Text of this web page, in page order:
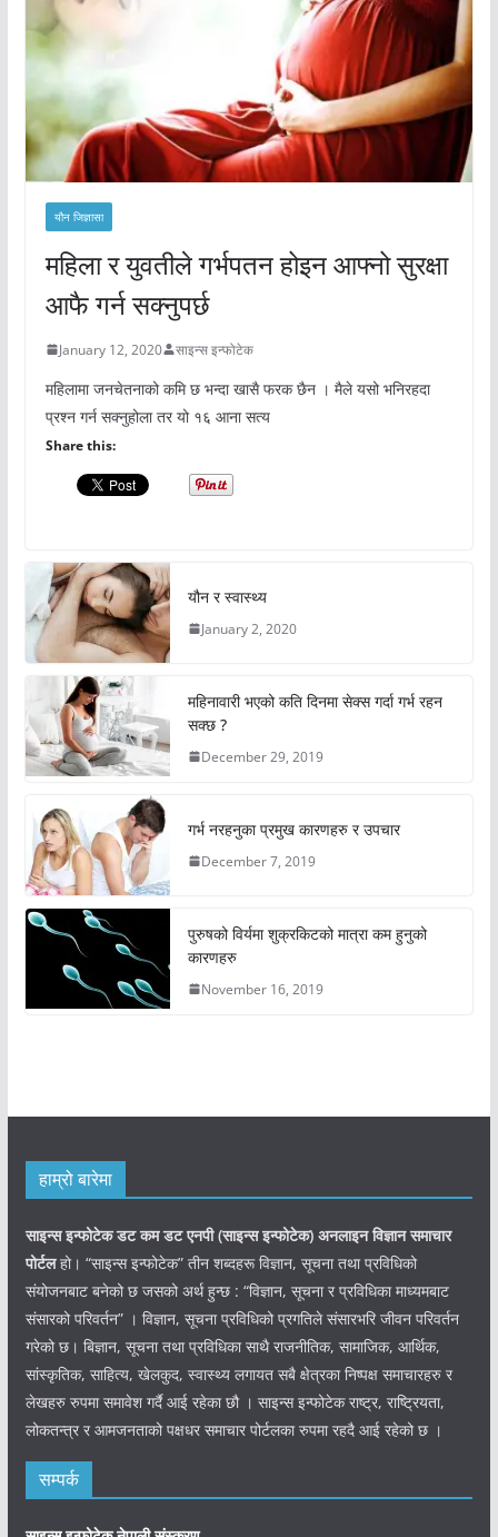
यौन जिज्ञासा
महिला र युवतीले गर्भपतन होइन आफ्नो सुरक्षा
आफै गर्न सक्नुपर्छ
January 12, 2020 साइन्स इन्फोटेक
महिलामा जनचेतनाको कमि छ भन्दा खासै फरक छैन । मैले यसो भनिरहदा
प्रश्न गर्न सक्नुहोला तर यो १६ आना सत्य
Share this:
यौन र स्वास्थ्य
January 2, 2020
महिनावारी भएको कति दिनमा सेक्स गर्दा गर्भ रहन
सक्छ ?
December 29, 2019
गर्भ नरहनुका प्रमुख कारणहरु र उपचार
December 7, 2019
पुरुषको विर्यमा शुक्रकिटको मात्रा कम हुनुको
कारणहरु
November 16, 2019
हाम्रो बारेमा
साइन्स इन्फोटेक डट कम डट एनपी (साइन्सइन्फोटेक) अनलाइन विज्ञान समाचार
पोर्टलहो। “साइन्स इन्फोटेक” तीन शब्दहरू विज्ञान, सूचना तथा प्रविधिको
संयोजनबाट बनेको छ जसको अर्थ हुन्छ : “विज्ञान, सूचना र प्रविधिका माध्यमबाट
संसारको परिवर्तन” । विज्ञान, सूचना प्रविधिको प्रगतिले संसारभरि जीवन परिवर्तन
गरेको छ। बिज्ञान, सूचना तथा प्रविधिका साथै राजनीतिक, सामाजिक, आर्थिक,
सांस्कृतिक, साहित्य, खेलकुद, स्वास्थ्य लगायत सबै क्षेत्रका निष्पक्ष समाचारहरु र
लेखहरु रुपमा समावेश गर्दै आई रहेका छौ । साइन्स इन्फोटेक राष्ट्र, राष्ट्रियता,
लोकतन्त्र र आमजनताको पक्षधर समाचार पोर्टलका रुपमा रहदै आई रहेको छ ।
सम्पर्क